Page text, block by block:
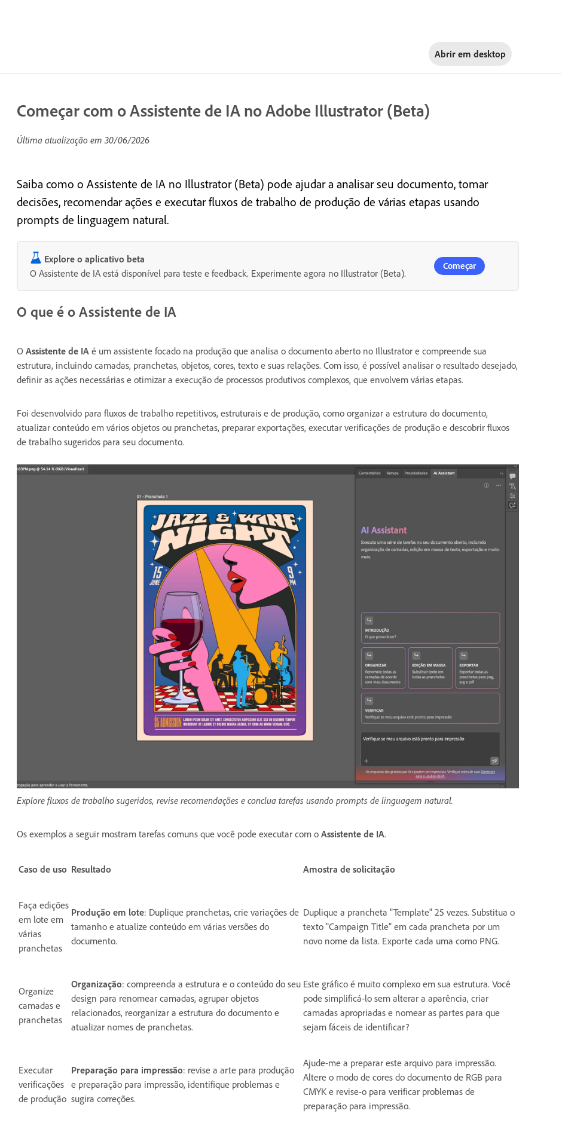
Abrir em desktop
Começar com o Assistente de IA no Adobe Illustrator (Beta)
Última atualização em 30/06/2026
Saiba como o Assistente de IA no Illustrator (Beta) pode ajudar a analisar seu documento, tomar
decisões, recomendar ações e executar fluxos de trabalho de produção de várias etapas usando
prompts de linguagem natural.
Explore o aplicativo beta
O Assistente de IA está disponível para teste e feedback. Experimente agora no Illustrator (Beta).
Começar
O que é o Assistente de IA
O Assistente de IA é um assistente focado na produção que analisa o documento aberto no Illustrator e compreende sua
estrutura, incluindo camadas, pranchetas, objetos, cores, texto e suas relações. Com isso, é possível analisar o resultado desejado,
definir as ações necessárias e otimizar a execução de processos produtivos complexos, que envolvem várias etapas.
Foi desenvolvido para fluxos de trabalho repetitivos, estruturais e de produção, como organizar a estrutura do documento,
atualizar conteúdo em vários objetos ou pranchetas, preparar exportações, executar verificações de produção e descobrir fluxos
de trabalho sugeridos para seu documento.
Explore fluxos de trabalho sugeridos, revise recomendações e conclua tarefas usando prompts de linguagem natural.
Os exemplos a seguir mostram tarefas comuns que você pode executar com o Assistente de IA.
Caso de uso Resultado Amostra de solicitação
Faça edições
em lote em
várias
pranchetas
Produção em lote: Duplique pranchetas, crie variações de
tamanho e atualize conteúdo em várias versões do
documento.
Duplique a prancheta "Template" 25 vezes. Substitua o
texto "Campaign Title" em cada prancheta por um
novo nome da lista. Exporte cada uma como PNG.
Organize
camadas e
pranchetas
Organização: compreenda a estrutura e o conteúdo do seu
design para renomear camadas, agrupar objetos
relacionados, reorganizar a estrutura do documento e
atualizar nomes de pranchetas.
Este gráfico é muito complexo em sua estrutura. Você
pode simplificá-lo sem alterar a aparência, criar
camadas apropriadas e nomear as partes para que
sejam fáceis de identificar?
Executar
verificações
de produção
Preparação para impressão: revise a arte para produção
e preparação para impressão, identifique problemas e
sugira correções.
Ajude-me a preparar este arquivo para impressão.
Altere o modo de cores do documento de RGB para
CMYK e revise-o para verificar problemas de
preparação para impressão.